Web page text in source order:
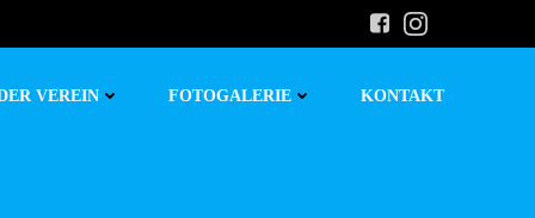
VEREIN FOTOGALERIE KONTAKT